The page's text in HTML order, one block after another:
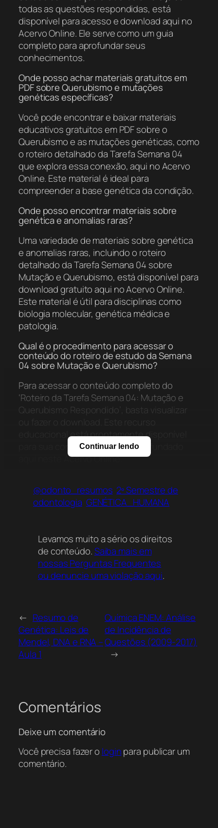
todas as questões respondidas, está
disponível para acesso e download aqui no
Acervo Online. Ele serve como um guia
completo para aprofundar seus
conhecimentos.
Onde posso achar materiais gratuitos em
PDF sobre Querubismo e mutações
genéticas específicas?
Você pode encontrar e baixar materiais
educativos gratuitos em PDF sobre o
Querubismo e as mutações genéticas, como
o roteiro detalhado da Tarefa Semana 04
que explora essa conexão, aqui no Acervo
Online. Este material é ideal para
compreender a base genética da condição.
Onde posso encontrar materiais sobre
genética e anomalias raras?
Uma variedade de materiais sobre genética
e anomalias raras, incluindo o roteiro
detalhado da Tarefa Semana 04 sobre
Mutação e Querubismo, está disponível para
download gratuito aqui no Acervo Online.
Este material é útil para disciplinas como
biologia molecular, genética médica e
patologia.
Qual é o procedimento para acessar o
conteúdo do roteiro de estudo da Semana
04 sobre Mutação e Querubismo?
Para acessar o conteúdo completo do
‘Roteiro da Tarefa Semana 04: Mutação e
Querubismo Respondido’, basta visualizar
educacional está prontamente disponível
para sua consulta e estudo aprofundado
aqui neste Acervo Online.
Continuar lendo
@odonto_resumos 2º Semestre de
odontologia GENÉTICA_HUMANA
Levamos muito a sério os direitos
de conteúdo.Saiba mais em
nossas Perguntas Frequentes
ou denuncie uma violação aqui.
← Resumo de
Genética: Leis de
Mendel, DNA e RNA –
Aula 1
Química ENEM: Análise
de Incidência de
Questões (2009-2017)
→
Comentários
Deixe um comentário
Você precisa fazer o loginpara publicar um
comentário.